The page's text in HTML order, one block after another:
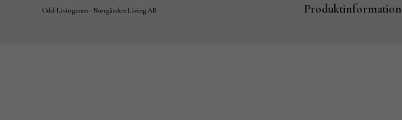
Odd-Living.com - Norrgården Living AB
Produktinformation